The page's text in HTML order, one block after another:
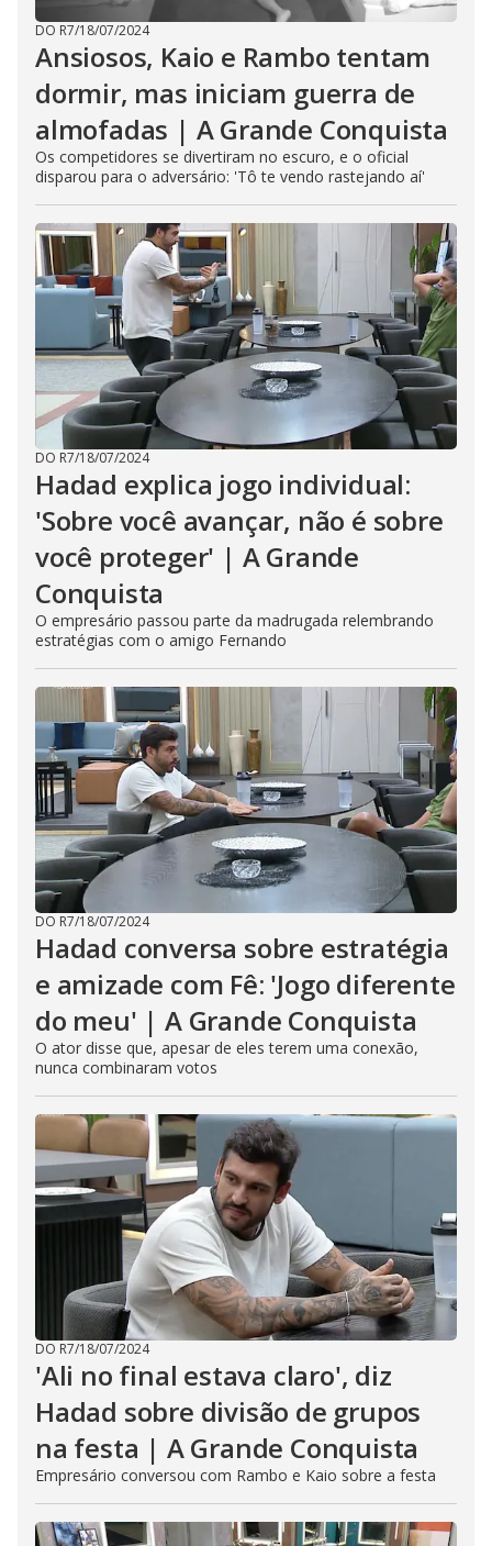
DO R7/18/07/2024
Ansiosos, Kaio e Rambo tentam
dormir, mas iniciam guerra de
almofadas | A Grande Conquista
Os competidores se divertiram no escuro, e o oficial
disparou para o adversário: 'Tô te vendo rastejando aí'
DO R7/18/07/2024
Hadad explica jogo individual:
'Sobre você avançar, não é sobre
você proteger' | A Grande
Conquista
O empresário passou parte da madrugada relembrando
estratégias com o amigo Fernando
DO R7/18/07/2024
Hadad conversa sobre estratégia
e amizade com Fê: 'Jogo diferente
do meu' | A Grande Conquista
O ator disse que, apesar de eles terem uma conexão,
nunca combinaram votos
DO R7/18/07/2024
'Ali no final estava claro', diz
Hadad sobre divisão de grupos
na festa | A Grande Conquista
Empresário conversou com Rambo e Kaio sobre a festa